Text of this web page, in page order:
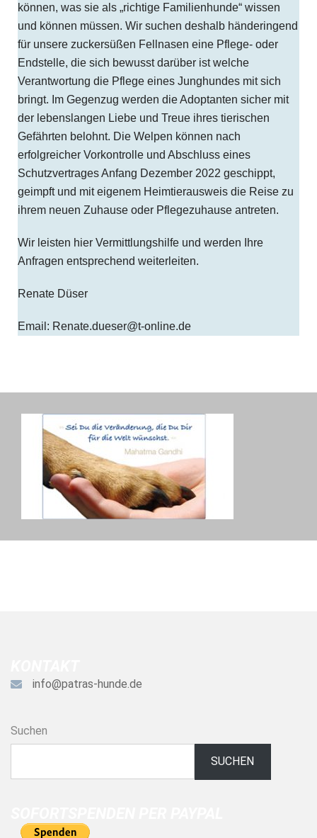
können, was sie als „richtige Familienhunde“ wissen
und können müssen. Wir suchen deshalb händeringend
für unsere zuckersüßen Fellnasen eine Pflege- oder
Endstelle, die sich bewusst darüber ist welche
Verantwortung die Pflege eines Junghundes mit sich
bringt. Im Gegenzug werden die Adoptanten sicher mit
der lebenslangen Liebe und Treue ihres tierischen
Gefährten belohnt. Die Welpen können nach
erfolgreicher Vorkontrolle und Abschluss eines
Schutzvertrages Anfang Dezember 2022 geschippt,
geimpft und mit eigenem Heimtierausweis die Reise zu
ihrem neuen Zuhause oder Pflegezuhause antreten.
Wir leisten hier Vermittlungshilfe und werden Ihre
Anfragen entsprechend weiterleiten.
Renate Düser
Email: Renate.dueser@t-online.de
info@patras-hunde.de
Suchen
SUCHEN